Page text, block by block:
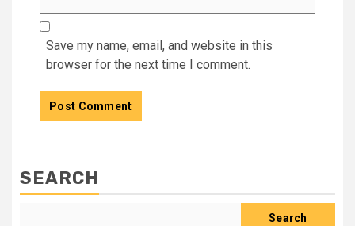
Save my name, email, and website in this
browser for the next time I comment.
SEARCH
Search